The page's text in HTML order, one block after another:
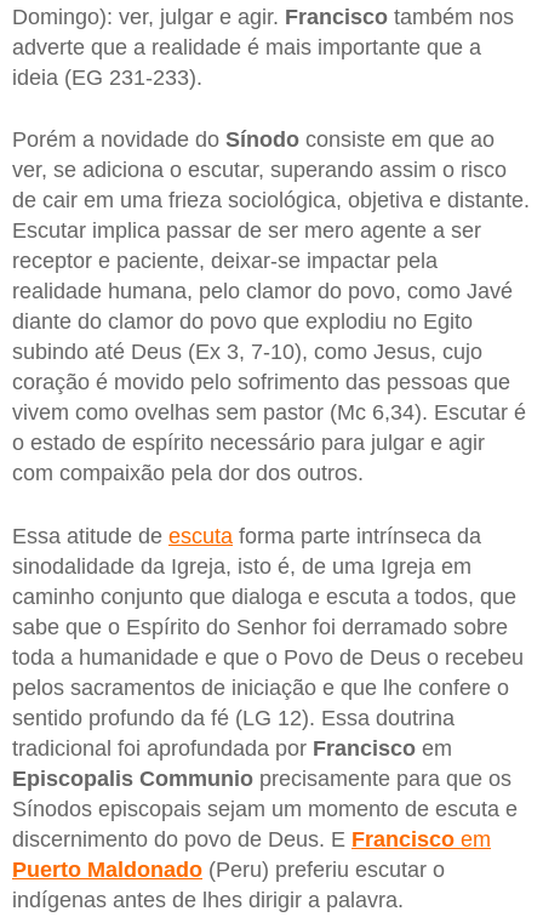
Domingo): ver, julgar e agir. Francisco também nos
adverte que a realidade é mais importante que a
ideia (EG 231-233).
Porém a novidade do Sínodo consiste em que ao
ver, se adiciona o escutar, superando assim o risco
de cair em uma frieza sociológica, objetiva e distante.
Escutar implica passar de ser mero agente a ser
receptor e paciente, deixar-se impactar pela
realidade humana, pelo clamor do povo, como Javé
diante do clamor do povo que explodiu no Egito
subindo até Deus (Ex 3, 7-10), como Jesus, cujo
coração é movido pelo sofrimento das pessoas que
vivem como ovelhas sem pastor (Mc 6,34). Escutar é
o estado de espírito necessário para julgar e agir
com compaixão pela dor dos outros.
Essa atitude de escuta forma parte intrínseca da
sinodalidade da Igreja, isto é, de uma Igreja em
caminho conjunto que dialoga e escuta a todos, que
sabe que o Espírito do Senhor foi derramado sobre
toda a humanidade e que o Povo de Deus o recebeu
pelos sacramentos de iniciação e que lhe confere o
sentido profundo da fé (LG 12). Essa doutrina
tradicional foi aprofundada por Francisco em
Episcopalis Communio precisamente para que os
Sínodos episcopais sejam um momento de escuta e
discernimento do povo de Deus. E Francisco em
Puerto Maldonado (Peru) preferiu escutar o
indígenas antes de lhes dirigir a palavra.